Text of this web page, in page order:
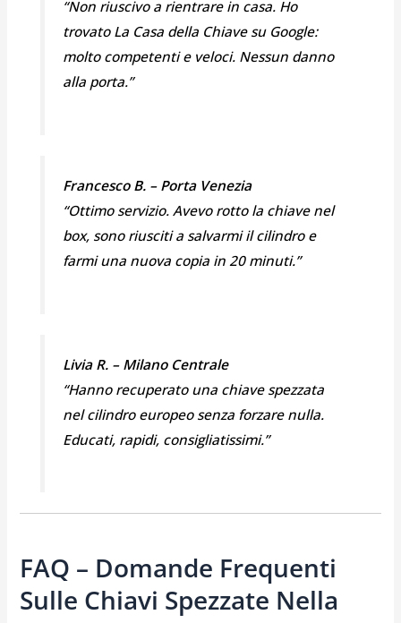
“Non riuscivo a rientrare in casa. Ho
trovato La Casa della Chiave su Google:
molto competenti e veloci. Nessun danno
alla porta.”
Francesco B. – Porta Venezia
“Ottimo servizio. Avevo rotto la chiave nel
box, sono riusciti a salvarmi il cilindro e
farmi una nuova copia in 20 minuti.”
Livia R. – Milano Centrale
“Hanno recuperato una chiave spezzata
nel cilindro europeo senza forzare nulla.
Educati, rapidi, consigliatissimi.”
FAQ – Domande Frequenti
Sulle Chiavi Spezzate Nella